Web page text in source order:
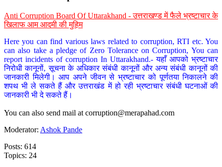
Anti Corruption Board Of Uttarakhand - उत्तराखण्ड में फैले भ्रष्टाचार के
खिलाफ आम आदमी की मुहिम
Here you can find various laws related to corruption, RTI etc. You
can also take a pledge of Zero Tolerance on Corruption, You can
report incidents of corruption In Uttarakhand.- यहाँ आपको भ्रष्टाचार
निरोधी कानूनों, सूचना के अधिकार संबंधी कानूनों और अन्य संबंधी कानूनों की
जानकारी मिलेगी। आप अपने जीवन से भ्रष्टाचार को पूर्णतया निकालने की
शपथ भी ले सकते हैं और उत्तराखंड में हो रही भ्रष्टाचार संबंधी घटनाओं की
जानकारी भी दे सकते हैं।
You can also send mail at corruption@merapahad.com
Moderator: Ashok Pande
Posts: 614
Topics: 24